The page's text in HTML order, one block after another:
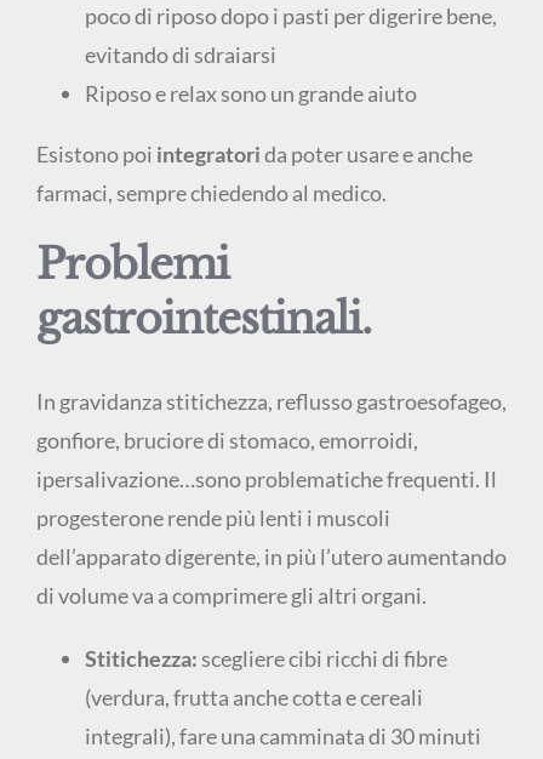
poco di riposo dopo i pasti per digerire bene,
evitando di sdraiarsi
Riposo e relax sono un grande aiuto
Esistono poi integratorida poter usare e anche
farmaci, sempre chiedendo al medico.
Problemi
gastrointestinali.
In gravidanza stitichezza, reflusso gastroesofageo,
gonfiore, bruciore di stomaco, emorroidi,
ipersalivazione…sono problematiche frequenti. Il
progesterone rende più lenti i muscoli
dell’apparato digerente, in più l’utero aumentando
di volume va a comprimere gli altri organi.
Stitichezza:scegliere cibi ricchi di fibre
(verdura, frutta anche cotta e cereali
integrali), fare una camminata di 30 minuti